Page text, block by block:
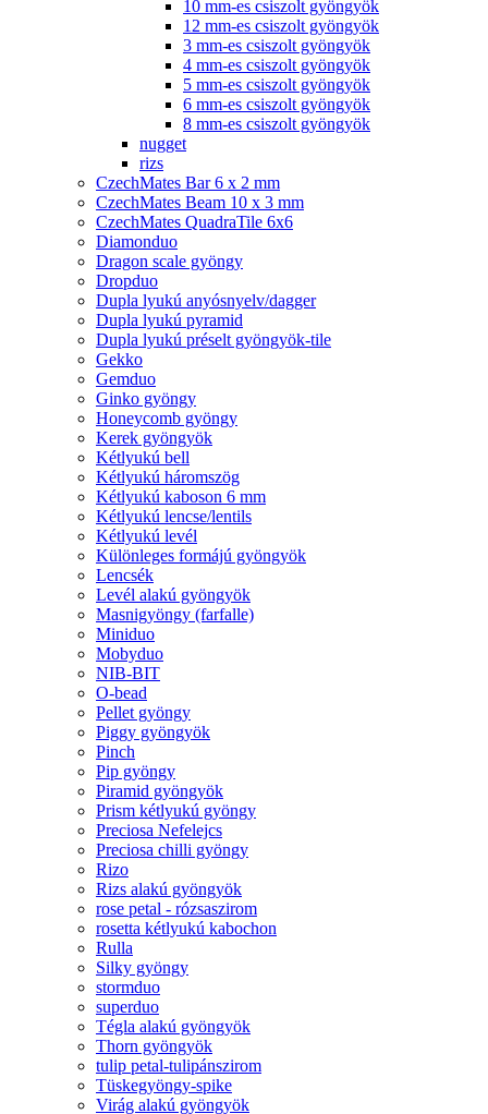
10 mm-es csiszolt gyöngyök
12 mm-es csiszolt gyöngyök
3 mm-es csiszolt gyöngyök
4 mm-es csiszolt gyöngyök
5 mm-es csiszolt gyöngyök
6 mm-es csiszolt gyöngyök
8 mm-es csiszolt gyöngyök
nugget
rizs
CzechMates Bar 6 x 2 mm
CzechMates Beam 10 x 3 mm
CzechMates QuadraTile 6x6
Diamonduo
Dragon scale gyöngy
Dropduo
Dupla lyukú anyósnyelv/dagger
Dupla lyukú pyramid
Dupla lyukú préselt gyöngyök-tile
Gekko
Gemduo
Ginko gyöngy
Honeycomb gyöngy
Kerek gyöngyök
Kétlyukú bell
Kétlyukú háromszög
Kétlyukú kaboson 6 mm
Kétlyukú lencse/lentils
Kétlyukú levél
Különleges formájú gyöngyök
Lencsék
Levél alakú gyöngyök
Masnigyöngy (farfalle)
Miniduo
Mobyduo
NIB-BIT
O-bead
Pellet gyöngy
Piggy gyöngyök
Pinch
Pip gyöngy
Piramid gyöngyök
Prism kétlyukú gyöngy
Preciosa Nefelejcs
Preciosa chilli gyöngy
Rizo
Rizs alakú gyöngyök
rose petal - rózsaszirom
rosetta kétlyukú kabochon
Rulla
Silky gyöngy
stormduo
superduo
Tégla alakú gyöngyök
Thorn gyöngyök
tulip petal-tulipánszirom
Tüskegyöngy-spike
Virág alakú gyöngyök